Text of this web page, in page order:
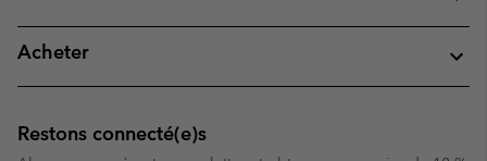
Acheter
Restons connecté(e)s